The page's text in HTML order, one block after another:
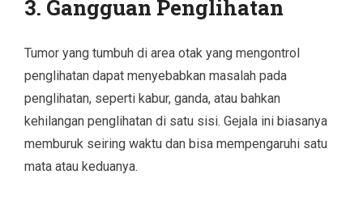
3. Gangguan Penglihatan
Tumor yang tumbuh di area otak yang mengontrol
penglihatan dapat menyebabkan masalah pada
penglihatan, seperti kabur, ganda, atau bahkan
kehilangan penglihatan di satu sisi. Gejala ini biasanya
memburuk seiring waktu dan bisa mempengaruhi satu
mata atau keduanya.